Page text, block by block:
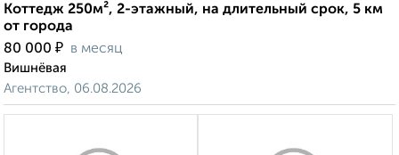
Коттедж 250м², 2-этажный, на длительный срок, 5 км
от города
80 000 ₽ в месяц
Вишнёвая
Агентство, 06.08.2026